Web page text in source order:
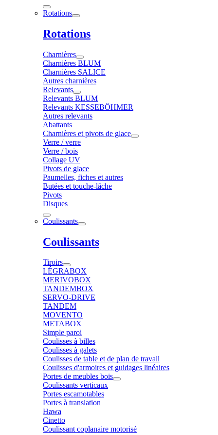
Rotations
Rotations
Charnières
Charnières BLUM
Charnières SALICE
Autres charnières
Relevants
Relevants BLUM
Relevants KESSEBÖHMER
Autres relevants
Abattants
Charnières et pivots de glace
Verre / verre
Verre / bois
Collage UV
Pivots de glace
Paumelles, fiches et autres
Butées et touche-lâche
Pivots
Disques
Coulissants
Coulissants
Tiroirs
LÉGRABOX
MERIVOBOX
TANDEMBOX
SERVO-DRIVE
TANDEM
MOVENTO
METABOX
Simple paroi
Coulisses à billes
Coulisses à galets
Coulisses de table et de plan de travail
Coulisses d'armoires et guidages linéaires
Portes de meubles bois
Coulissants verticaux
Portes escamotables
Portes à translation
Hawa
Cinetto
Coulissant coplanaire motorisé